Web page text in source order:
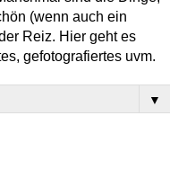
(wenn auch ein
Reiz. Hier geht es
gefotografiertes uvm.
▼